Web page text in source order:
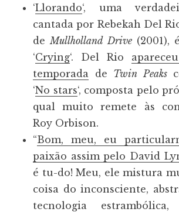
‘Llorando‘, uma
cantada por Rebekah Del
de Mullholland Drive(2001),
‘Crying‘. Del Rio
temporada de Twin Peaks
‘No stars‘, composta pelo
qual muito remete às
Roy Orbison.
“Bom, meu, eu
paixão assim pelo David
é tu-do! Meu, ele mistura
coisa do inconsciente,
tecnologia estrambólica,